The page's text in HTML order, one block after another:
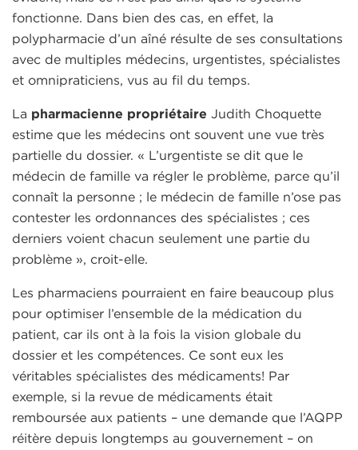
fonctionne. Dans bien des cas, en effet, la
polypharmacie d’un aîné résulte de ses consultations
avec de multiples médecins, urgentistes, spécialistes
et omnipraticiens, vus au fil du temps.
La pharmacienne propriétaire Judith Choquette
estime que les médecins ont souvent une vue très
partielle du dossier. « L’urgentiste se dit que le
médecin de famille va régler le problème, parce qu’il
connaît la personne ; le médecin de famille n’ose pas
contester les ordonnances des spécialistes ; ces
derniers voient chacun seulement une partie du
problème », croit-elle.
Les pharmaciens pourraient en faire beaucoup plus
pour optimiser l’ensemble de la médication du
patient, car ils ont à la fois la vision globale du
dossier et les compétences. Ce sont eux les
véritables spécialistes des médicaments! Par
exemple, si la revue de médicaments était
remboursée aux patients – une demande que l’AQPP
réitère depuis longtemps au gouvernement – on